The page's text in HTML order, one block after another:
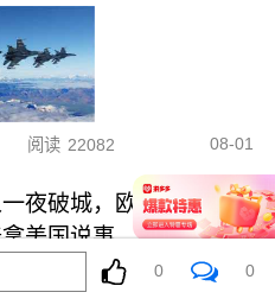
阅读 22082 08-01
夜破城，欧盟真怕了！
美国说事
0 0